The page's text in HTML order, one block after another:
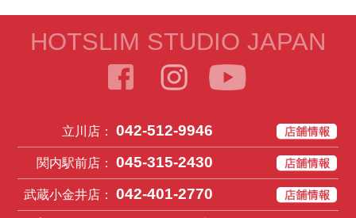
HOTSLIM STUDIO JAPAN
立川店： 042-512-9946
関内駅前店： 045-315-2430
武蔵小金井店： 042-401-2770